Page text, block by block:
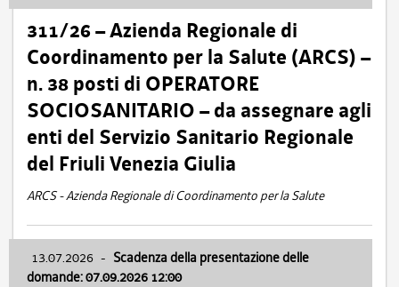
311/26 – Azienda Regionale di
Coordinamento per la Salute (ARCS) –
n. 38 posti di OPERATORE
SOCIOSANITARIO – da assegnare agli
enti del Servizio Sanitario Regionale
del Friuli Venezia Giulia
ARCS - Azienda Regionale di Coordinamento per la Salute
13.07.2026 - Scadenza della presentazione delle
domande: 07.09.2026 12:00